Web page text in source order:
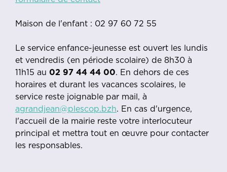
Maison de l'enfant : 02 97 60 72 55
Le service enfance-jeunesse est ouvert les lundis
et vendredis (en période scolaire) de 8h30 à
11h15 au 02 97 44 44 00. En dehors de ces
horaires et durant les vacances scolaires, le
service reste joignable par mail, à
agrandjean@plescop.bzh. En cas d'urgence,
l'accueil de la mairie reste votre interlocuteur
principal et mettra tout en œuvre pour contacter
les responsables.